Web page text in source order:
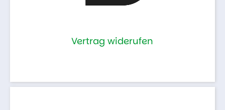
Vertrag widerufen